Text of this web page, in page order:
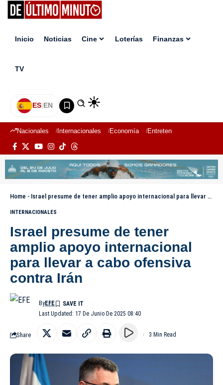
Inicio Noticias Cine Loterías Finanzas
TV
ES|EN
Nacionales Internacionales Economía Entretenimiento
Home - Israel presume de tener amplio apoyo internacional para llevar a cabo ofensiva contra Irán
INTERNACIONALES
Israel presume de tener
amplio apoyo internacional
para llevar a cabo ofensiva
contra Irán
Last Updated: 17 De Junio De 2025 08:40
ByEFE
Share 3 Min Read